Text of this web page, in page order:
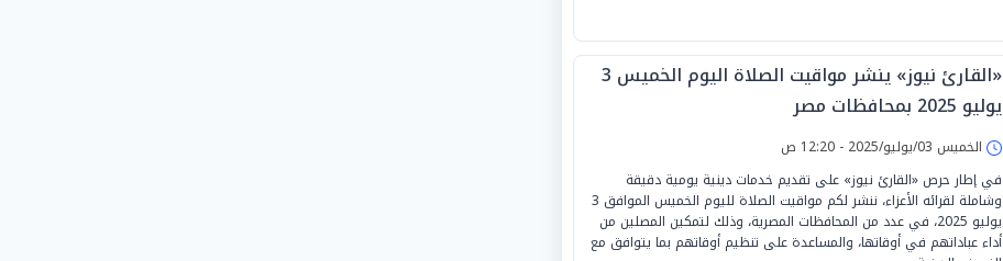
«القارئ نيوز» ينشر مواقيت الصلاة اليوم الخميس 3
يوليو 2025 بمحافظات مصر
الخميس 03/يوليو/2025 - 12:20 ص
في إطار حرص «القارئ نيوز» على تقديم خدمات دينية يومية دقيقة
وشاملة لقرائه الأعزاء، ننشر لكم مواقيت الصلاة لليوم الخميس الموافق 3
يوليو 2025، في عدد من المحافظات المصرية، وذلك لتمكين المصلين من
أداء عباداتهم في أوقاتها، والمساعدة على تنظيم أوقاتهم بما يتوافق مع